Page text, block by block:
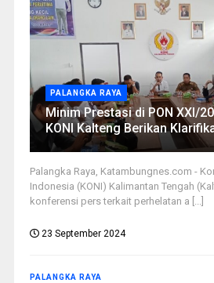
PALANGKA RAYA
Minim Prestasi di PON XXI/
KONI Kalteng Berikan
Palangka Raya, Katambungnes.com -
Indonesia (KONI) Kalimantan Tengah
konferensi pers terkait perhelatan a [...]
23 September 2024
PALANGKA RAYA